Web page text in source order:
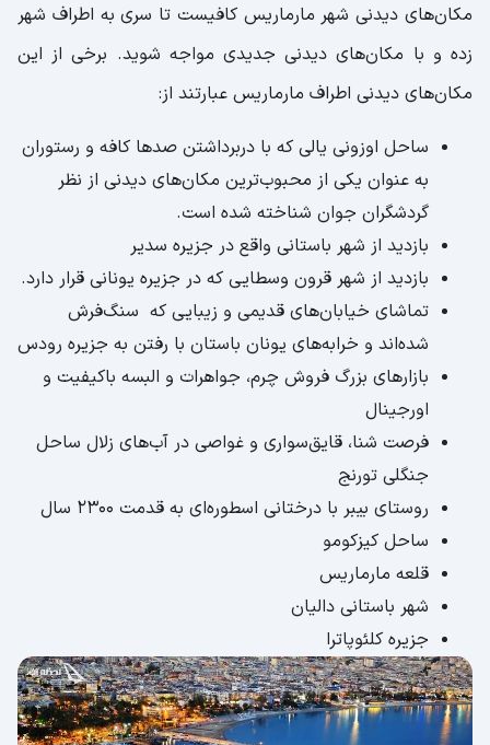
مکان‌های دیدنی شهر مارماریس کافیست تا سری به اطراف شهر
زده و با مکان‌های دیدنی جدیدی مواجه شوید. برخی از این
مکان‌های دیدنی اطراف مارماریس عبارتند از:
ساحل اوزونی یالی که با دربرداشتن صدها کافه‌ و رستوران
به عنوان یکی از محبوب‌ترین مکان‌های دیدنی از نظر
گردشگران جوان شناخته شده است.
بازدید از شهر باستانی واقع در جزیره سدیر
بازدید از شهر قرون وسطایی که در جزیره یونانی قرار دارد.
تماشای خیابان‌های قدیمی و زیبایی که سنگ‌فرش
شده‌اند و خرابه‌های یونان باستان با رفتن به جزیره رودس
بازارهای بزرگ فروش چرم، جواهرات و البسه باکیفیت و
اورجینال
فرصت شنا، قایق‌سواری و غواصی در آب‌های زلال ساحل
جنگلی تورنج
روستای بیبر با درختانی اسطوره‌ای به قدمت ۲۳۰۰ سال
ساحل کیزکومو
قلعه مارماریس
شهر باستانی دالیان
جزیره کلئوپاترا